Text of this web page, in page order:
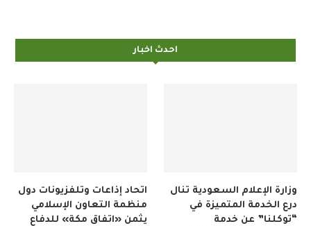
احدث اخبار
اتحاد إذاعات وتلفزيونات دول
منظمة التعاون الإسلامي
يثمن «اتفاق مكة» للدفاع
وزارة الإعلام السعودية تنال
درع الخدمة المتميزة في
“توكلنا” عن خدمة